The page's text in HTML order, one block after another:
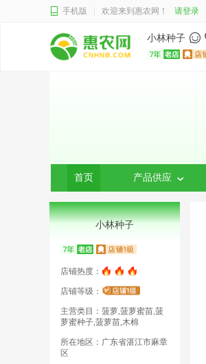
手机版 欢迎来到惠农网！ 请登录
小林种子
首页 产品供应
小林种子
店铺热度：
店铺等级：
主营类目：菠萝,菠萝蜜苗,菠
萝蜜种子,菠萝苗,木棉
所在地区：广东省湛江市麻章
区